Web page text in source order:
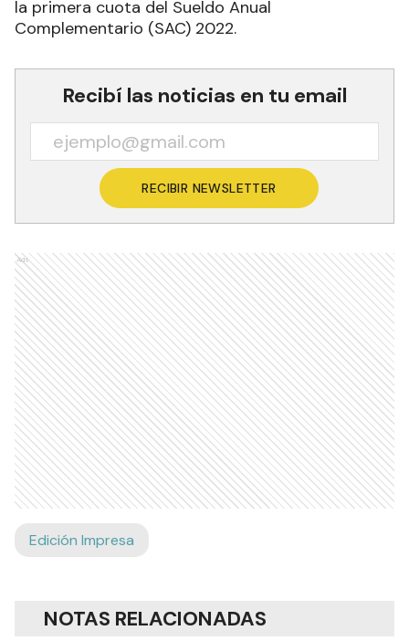
la primera cuota del Sueldo Anual
Complementario (SAC) 2022.
Recibí las noticias en tu email
RECIBIR NEWSLETTER
Ads
Edición Impresa
NOTAS RELACIONADAS